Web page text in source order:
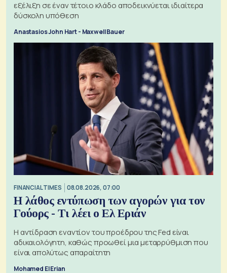
εξέλιξη σε έναν τέτοιο κλάδο αποδεικνύεται ιδιαίτερα
δύσκολη υπόθεση
Anastasios John Hart - Maxwell Bauer
FINANCIAL TIMES 08.08.2026, 07:00
Η λάθος εντύπωση των αγορών για τον
Γούορς - Τι λέει ο Ελ Εριάν
Η αντίδραση εναντίον του προέδρου της Fed είναι
αδικαιολόγητη, καθώς προωθεί μια μεταρρύθμιση που
είναι απολύτως απαραίτητη
Mohamed El Erian